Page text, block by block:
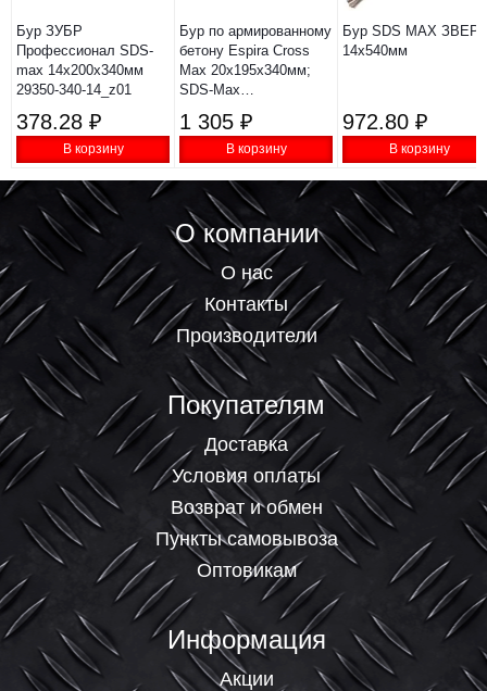
Бур ЗУБР
Профессионал SDS-
max 14x200х340мм
29350-340-14_z01
378.28 ₽
В корзину
Бур по армированному
бетону Espira Cross
Max 20x195x340мм;
SDS-Max
1 305 ₽
В корзину
Бур SDS MAX
14х540мм
972.80 ₽
В корзину
О компании
О нас
Контакты
Производители
Покупателям
Доставка
Условия оплаты
Возврат и обмен
Пункты самовывоза
Оптовикам
Информация
Акции